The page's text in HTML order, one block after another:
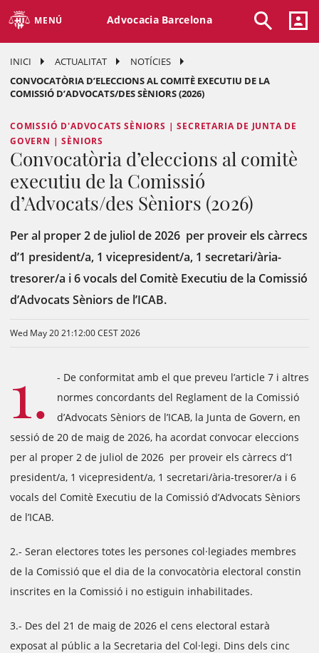
MENÚ Advocacia Barcelona
INICI ACTUALITAT
NOTÍCIES
CONVOCATÒRIA D’ELECCIONS AL COMITÈ EXECUTIU DE LA
COMISSIÓ D’ADVOCATS/DES SÈNIORS (2026)
COMISSIÓ D'ADVOCATS SÈNIORS | SECRETARIA DE JUNTA DE
GOVERN | SÈNIORS
Convocatòria d’eleccions al comitè
executiu de la Comissió
d’Advocats/des Sèniors (2026)
Per al proper 2 de juliol de 2026 per proveir els càrrecs
d’1 president/a, 1 vicepresident/a, 1 secretari/ària-
tresorer/a i 6 vocals del Comitè Executiu de la Comissió
d’Advocats Sèniors de l’ICAB.
Wed May 20 21:12:00 CEST 2026
1.
- De conformitat amb el que preveu l’article 7 i altres
normes concordants del Reglament de la Comissió
d’Advocats Sèniors de l’ICAB, la Junta de Govern, en
sessió de 20 de maig de 2026, ha acordat convocar eleccions
per al proper 2 de juliol de 2026 per proveir els càrrecs d’1
president/a, 1 vicepresident/a, 1 secretari/ària-tresorer/a i 6
vocals del Comitè Executiu de la Comissió d’Advocats Sèniors
de l’ICAB.
2.- Seran electores totes les persones col·legiades membres
de la Comissió que el dia de la convocatòria electoral constin
inscrites en la Comissió i no estiguin inhabilitades.
3.- Des del 21 de maig de 2026 el cens electoral estarà
exposat al públic a la Secretaria del Col·legi. Dins dels cinc